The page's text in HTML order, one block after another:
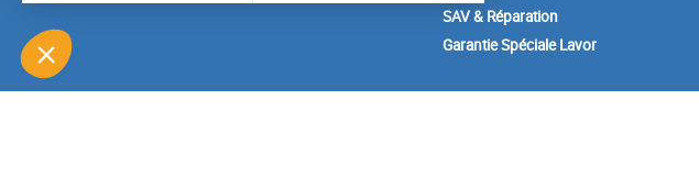
SAV & Réparation
Garantie Spéciale Lavor